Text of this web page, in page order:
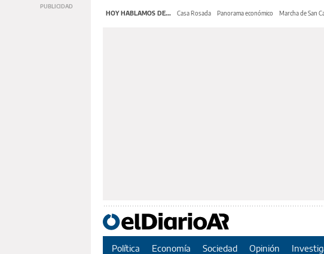
HOY HABLAMOS DE... Casa Rosada Panorama económico Marcha de San
Política Economía Sociedad Opinión